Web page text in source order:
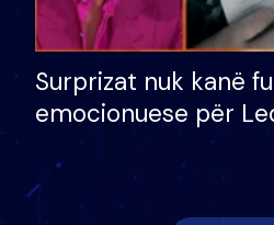
Surprizat nuk kanë
emocionuese për
nëna dhe fëmijët e
nuk i mban dot lotët: